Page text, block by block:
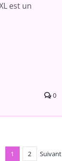
est un
0
1 2 Suivant